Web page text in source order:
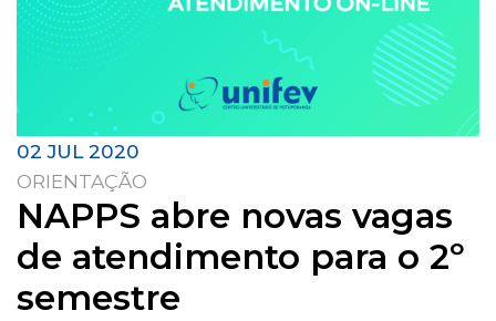
02 JUL 2020
ORIENTAÇÃO
NAPPS abre novas vagas
de atendimento para o 2º
semestre